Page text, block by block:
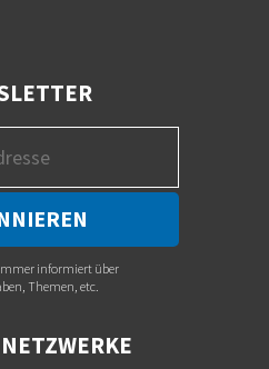
informiert über
Themen, etc.